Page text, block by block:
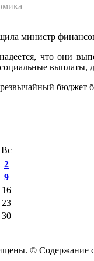
министр
что они
выплаты,
бюджет
Вс
2
9
16
23
30
©